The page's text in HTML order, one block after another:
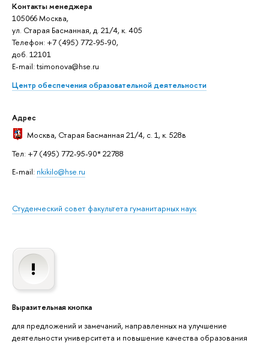
Контакты менеджера
105066 Москва,
ул. Старая Басманная, д. 21/4, к. 405
Телефон: +7 (495) 772-95-90,
доб. 12101
E-mail: tsimonova@hse.ru
Центр обеспечения образовательной деятельности
Адрес
Москва, Старая Басманная 21/4, с. 1, к. 528в
Тел: +7 (495) 772-95-90* 22788
E-mail: nkikilo@hse.ru
Студенческий совет факультета гуманитарных наук
Выразительная кнопка
для предложений и замечаний, направленных на улучшение
деятельности университета и повышение качества образования